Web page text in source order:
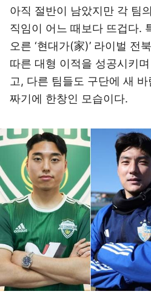
아직 절반이 남았지만 각 팀
직임이 어느 때보다 뜨겁다.
오른 ‘현대가(家)’ 라이벌 전
따른 대형 이적을 성공시키
고, 다른 팀들도 구단에 새
짜기에 한창인 모습이다.